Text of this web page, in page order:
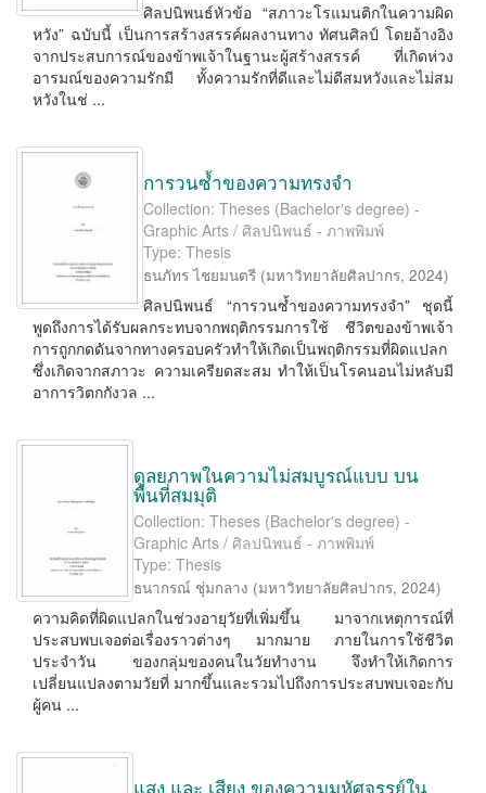
ศิลปนิพนธ์หัวข้อ “สภาวะโรแมนติกในความผิด
หวัง” ฉบับนี้ เป็นการสร้างสรรค์ผลงานทาง ทัศนศิลป์ โดยอ้างอิง
จากประสบการณ์ของข้าพเจ้าในฐานะผู้สร้างสรรค์ ที่เกิดห่วง
อารมณ์ของความรักมี ทั้งความรักที่ดีและไม่ดีสมหวังและไม่สม
หวังในช่ ...
การวนซ้ำของความทรงจํา
Collection: Theses (Bachelor's degree) -
Graphic Arts / ศิลปนิพนธ์ - ภาพพิมพ์
Type: Thesis
ธนภัทร ไชยมนตรี (มหาวิทยาลัยศิลปากร,2024)
ศิลปนิพนธ์ “การวนซ้ำของความทรงจํา” ชุดนี้
พูดถึงการได้รับผลกระทบจากพฤติกรรมการใช้ ชีวิตของข้าพเจ้า
การถูกกดดันจากทางครอบครัวทําให้เกิดเป็นพฤติกรรมที่ผิดแปลก
ซึ่งเกิดจากสภาวะ ความเครียดสะสม ทําให้เป็นโรคนอนไม่หลับมี
อาการวิตกกังวล ...
ดุลยภาพในความไม่สมบูรณ์แบบ บน
พื้นที่สมมุติ
Collection: Theses (Bachelor's degree) -
Graphic Arts / ศิลปนิพนธ์ - ภาพพิมพ์
Type: Thesis
ธนากรณ์ ชุ่มกลาง (มหาวิทยาลัยศิลปากร, 2024)
ความคิดที่ผิดแปลกในช่วงอายุวัยที่เพิ่มขึ้น มาจากเหตุการณ์ที่
ประสบพบเจอต่อเรื่องราวต่างๆ มากมาย ภายในการใช้ชีวิต
ประจำวัน ของกลุ่มของคนในวัยทำงาน จึงทำให้เกิดการ
เปลี่ยนแปลงตามวัยที่ มากขึ้นและรวมไปถึงการประสบพบเจอะกับ
ผู้คน ...
แสง และ เสียง ของความมหัศจรรย์ใน